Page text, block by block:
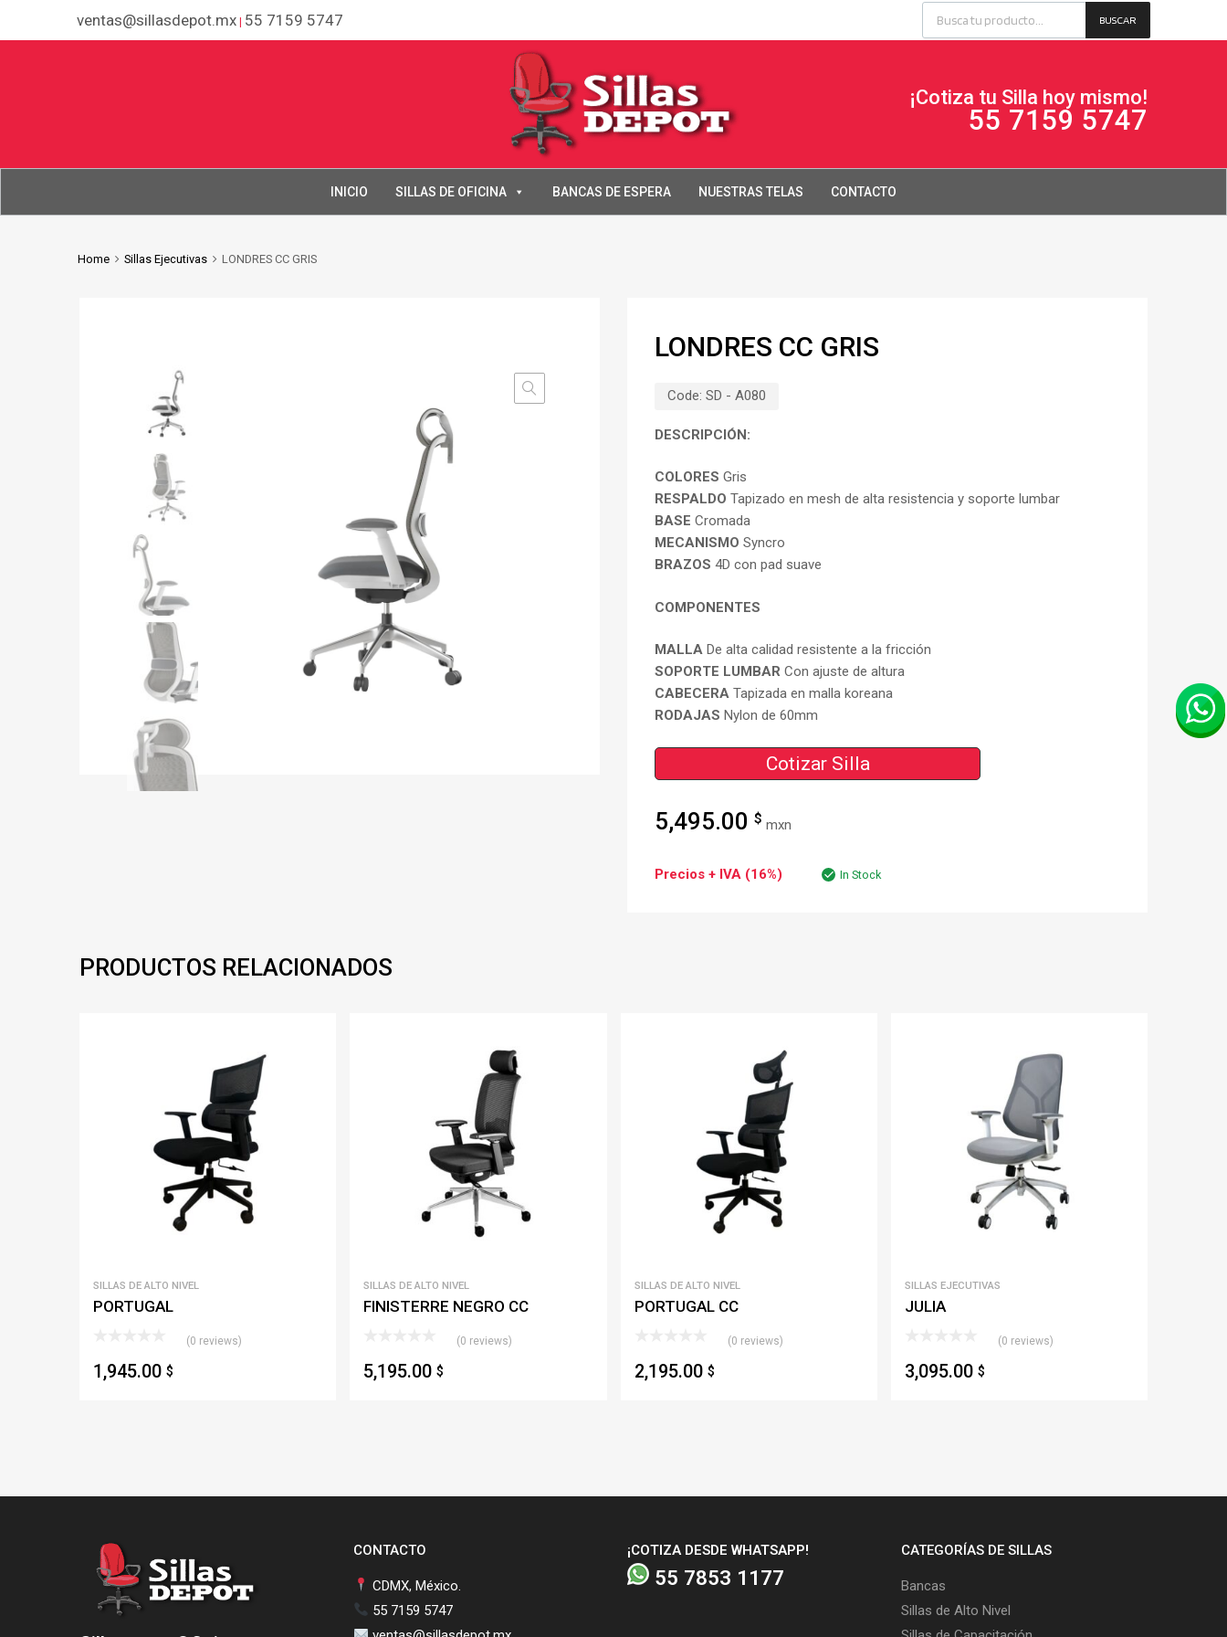
ventas@sillasdepot.mx 55 7159 5747 BUSCAR
¡Cotiza tu Silla hoy mismo!
55 7159 5747
INICIO SILLAS DE OFICINA BANCAS DE ESPERA NUESTRAS TELAS CONTACTO
Home Sillas Ejecutivas LONDRES CC GRIS
LONDRES CC GRIS
Code: SD - A080
DESCRIPCIÓN:
COLORES Gris
RESPALDO Tapizado en mesh de alta resistencia y soporte lumbar
BASE Cromada
MECANISMO Syncro
BRAZOS 4D con pad suave
COMPONENTES
MALLA De alta calidad resistente a la fricción
SOPORTE LUMBAR Con ajuste de altura
CABECERA Tapizada en malla koreana
RODAJAS Nylon de 60mm
Cotizar Silla
5,495.00 $ mxn
Precios + IVA (16%) In Stock
PRODUCTOS RELACIONADOS
SILLAS DE ALTO NIVEL
PORTUGAL
(0 reviews)
1,945.00 $
SILLAS DE ALTO NIVEL
FINISTERRE NEGRO CC
(0 reviews)
5,195.00$
SILLAS DE ALTO NIVEL
PORTUGAL CC
(0 reviews)
2,195.00 $
SILLAS EJECUTIVAS
JULIA
(0 reviews)
3,095.00 $
CONTACTO
CDMX, México.
55 7159 5747
¡COTIZA DESDE WHATSAPP!
55 7853 1177
CATEGORÍAS DE SILLAS
Bancas
Sillas de Alto Nivel